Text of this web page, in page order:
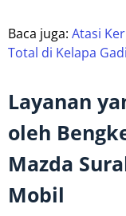
Baca juga: Atasi
Total di Kelapa
Layanan
oleh
Mazda
Mobil